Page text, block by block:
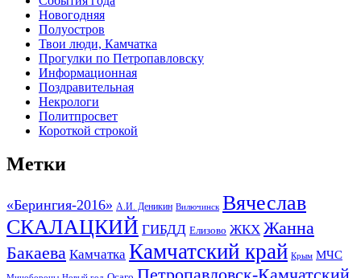
Новогодняя
Полуостров
Твои люди, Камчатка
Прогулки по Петропавловску
Информационная
Поздравительная
Некрологи
Политпросвет
Короткой строкой
Метки
«Берингия-2016» А.И. Деникин Вилючинск Вячеслав
СКАЛАЦКИЙ ГИБДД Елизово ЖКХ Жанна
Бакаева Камчатка Камчатский край Крым МЧС